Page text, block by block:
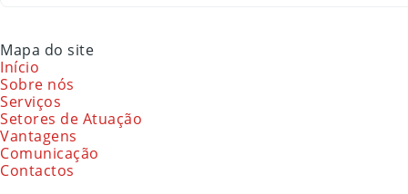
Mapa do site
Início
Sobre nós
Serviços
Setores de Atuação
Vantagens
Comunicação
Contactos